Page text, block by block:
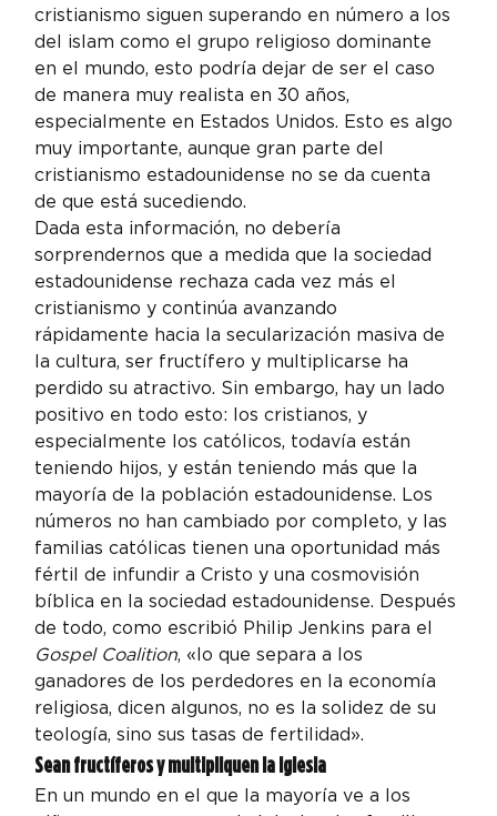
cristianismo siguen superando en número a los
del islam como el grupo religioso dominante
en el mundo, esto podría dejar de ser el caso
de manera muy realista en 30 años,
especialmente en Estados Unidos. Esto es algo
muy importante, aunque gran parte del
cristianismo estadounidense no se da cuenta
de que está sucediendo.
Dada esta información, no debería
sorprendernos que a medida que la sociedad
estadounidense rechaza cada vez más el
cristianismo y continúa avanzando
rápidamente hacia la secularización masiva de
la cultura, ser fructífero y multiplicarse ha
perdido su atractivo. Sin embargo, hay un lado
positivo en todo esto: los cristianos, y
especialmente los católicos, todavía están
teniendo hijos, y están teniendo más que la
mayoría de la población estadounidense. Los
números no han cambiado por completo, y las
familias católicas tienen una oportunidad más
fértil de infundir a Cristo y una cosmovisión
bíblica en la sociedad estadounidense. Después
de todo, como escribió Philip Jenkins para el
Gospel Coalition, «lo que separa a los
ganadores de los perdedores en la economía
religiosa, dicen algunos, no es la solidez de su
teología, sino sus tasas de fertilidad».
Sean fructíferos y multipliquen la Iglesia
En un mundo en el que la mayoría ve a los